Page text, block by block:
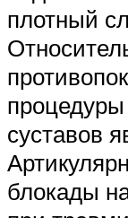
плотный
суставов
блокады